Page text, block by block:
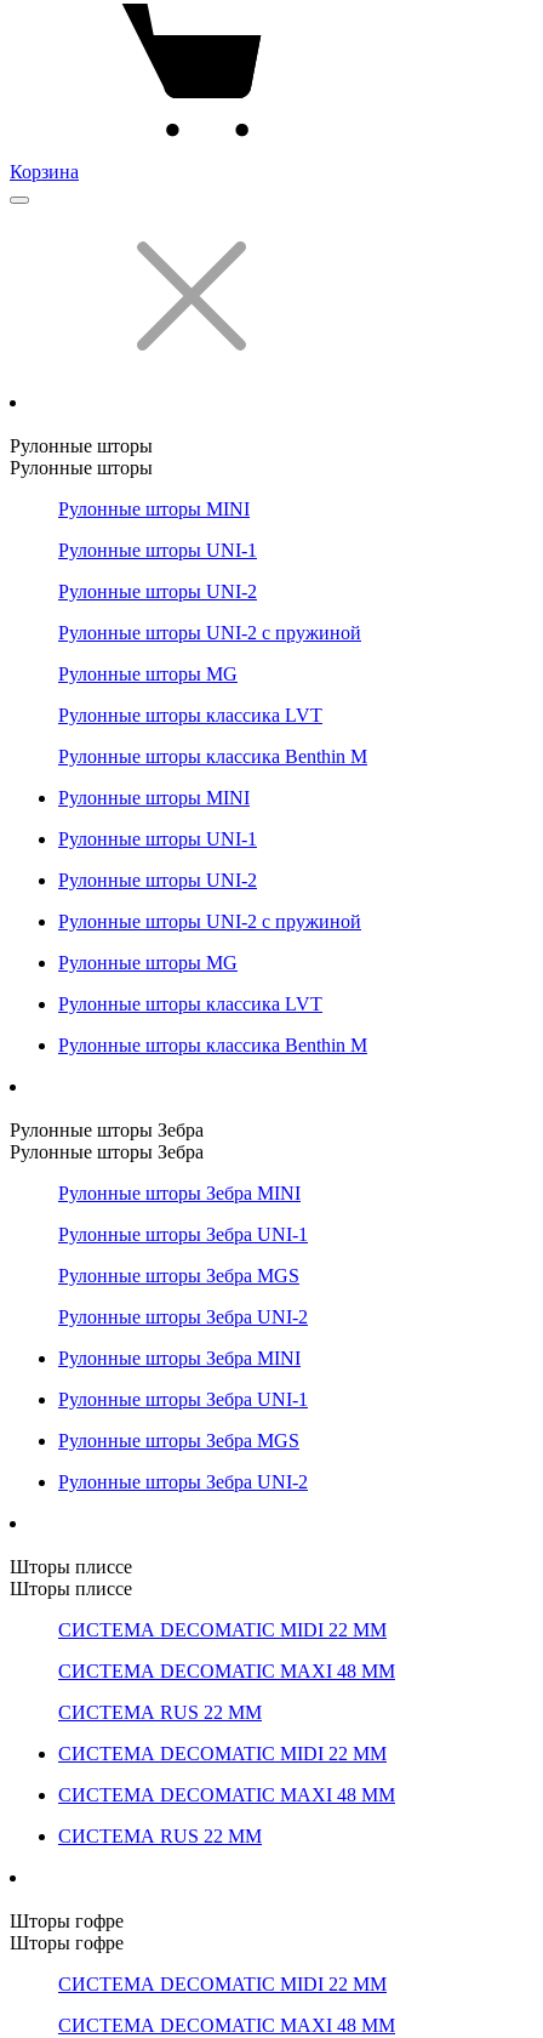
Корзина
Рулонные шторы
Рулонные шторы
Рулонные шторы MINI
Рулонные шторы UNI-1
Рулонные шторы UNI-2
Рулонные шторы UNI-2 с пружиной
Рулонные шторы MG
Рулонные шторы классика LVT
Рулонные шторы классика Benthin M
Рулонные шторы MINI
Рулонные шторы UNI-1
Рулонные шторы UNI-2
Рулонные шторы UNI-2 с пружиной
Рулонные шторы MG
Рулонные шторы классика LVT
Рулонные шторы классика Benthin M
Рулонные шторы Зебра
Рулонные шторы Зебра
Рулонные шторы Зебра MINI
Рулонные шторы Зебра UNI-1
Рулонные шторы Зебра MGS
Рулонные шторы Зебра UNI-2
Рулонные шторы Зебра MINI
Рулонные шторы Зебра UNI-1
Рулонные шторы Зебра MGS
Рулонные шторы Зебра UNI-2
Шторы плиссе
Шторы плиссе
СИСТЕМА DECOMATIC MIDI 22 ММ
СИСТЕМА DECOMATIC MAXI 48 ММ
СИСТЕМА RUS 22 ММ
СИСТЕМА DECOMATIC MIDI 22 ММ
СИСТЕМА DECOMATIC MAXI 48 ММ
СИСТЕМА RUS 22 ММ
Шторы гофре
Шторы гофре
СИСТЕМА DECOMATIC MIDI 22 ММ
СИСТЕМА DECOMATIC MAXI 48 ММ